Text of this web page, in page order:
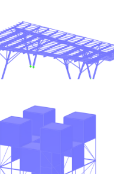
构
Park Pavilion